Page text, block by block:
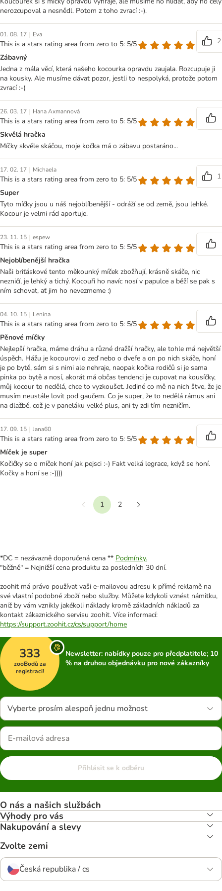
nerozcupoval a nesnědl. Potom z toho zvrací :-).
01. 08. 17 | Eva
This is a stars rating area from zero to 5: 5/5
2
Zábavný
Jedna z mála věcí, která našeho kocourka opravdu zaujala. Rozcupuje ji
na kousky. Ale musíme dávat pozor, jestli to nespolyká, protože potom
zvrací :-(
26. 03. 17 | Hana Axmannová
This is a stars rating area from zero to 5: 5/5
Skvělá hračka
Míčky skvěle skáčou, moje kočka má o zábavu postaráno...
17. 02. 17 | Michaela
This is a stars rating area from zero to 5: 5/5
1
Super
Tyto míčky jsou u náš nejoblíbenější - odráží se od země, jsou lehké.
Kocour je velmi rád aportuje.
23. 11. 15 | espew
This is a stars rating area from zero to 5: 5/5
Nejoblíbenější hračka
Naši briťáskové tento měkounký míček zbožňují, krásně skáče, nic
nezničí, je lehký a tichý. Kocouři ho navíc nosí v papulce a běží se pak s
ním schovat, ať jim ho nevezmeme :)
04. 10. 15 | Lenina
This is a stars rating area from zero to 5: 5/5
Pěnové míčky
Nejlepší hračka, máme dráhu a různé dražší hračky, ale tohle má největší
úspěch. Hážu je kocourovi o zeď nebo o dveře a on po nich skáče, honí
je po bytě, sám si s nimi ale nehraje, naopak kočka rodičů si je sama
pinka po bytě a nosí, akorát má občas tendenci je cupovat na kousíčky,
můj kocour to nedělá, chce to vyzkoušet. Jediné co mě na nich štve, že je
musím neustále lovit pod gaučem. Co je super, že to nedělá rámus ani
na dlažbě, což je v paneláku velké plus, ani ty zdi tím nezničím.
17. 09. 15 | Jana60
This is a stars rating area from zero to 5: 5/5
Míček je super
Kočičky se o míček honí jak pejsci :-) Fakt velká legrace, když se honí.
Kočky a honí se :-))))
Předchozí
1
2
*DC = nezávazně doporučená cena ** Podmínky.
"běžně" = Nejnižší cena produktu za posledních 30 dní.
zoohit má právo používat vaši e-mailovou adresu k přímé reklamě na
své vlastní podobné zboží nebo služby. Můžete kdykoli vznést námitku,
aniž by vám vznikly jakékoli náklady kromě základních nákladů za
kontakt zákaznického servisu zoohit. Více informací:
https://support.zoohit.cz/cs/support/home
333
zooBodů za
registraci!
Newsletter: nabídky pouze pro předplatitele; 10
% na druhou objednávku pro nové zákazníky
Vyberte prosím alespoň jednu možnost
Přihlásit se k odběru
O nás a našich službách
Výhody pro vás
Nakupování a slevy
Zvolte zemi
Česká republika / cs